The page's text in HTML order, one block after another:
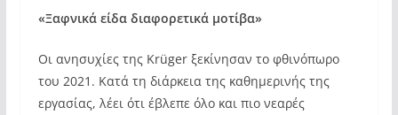
«Ξαφνικά είδα διαφορετικά μοτίβα»
Οι ανησυχίες της Krüger ξεκίνησαν το φθινόπωρο
του 2021. Κατά τη διάρκεια της καθημερινής της
εργασίας, λέει ότι έβλεπε όλο και πιο νεαρές